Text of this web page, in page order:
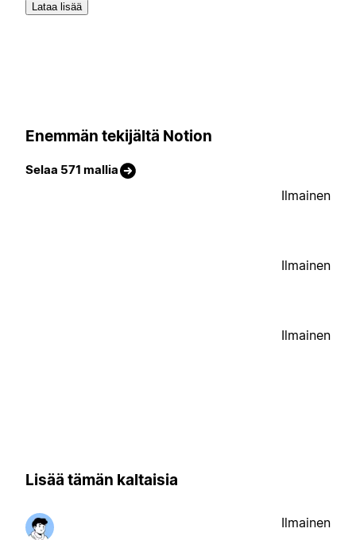
Lataa lisää
Enemmän tekijältä Notion
Selaa 571 mallia
Ilmainen
Ilmainen
Ilmainen
Lisää tämän kaltaisia
Ilmainen